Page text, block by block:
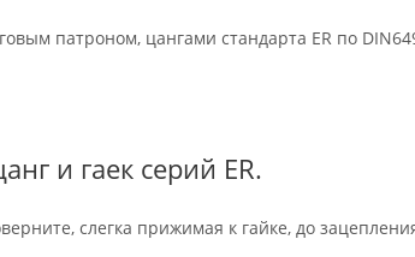
патроном, цангами стандарта ER по
и гаек серий ER.
слегка прижимая к гайке, до